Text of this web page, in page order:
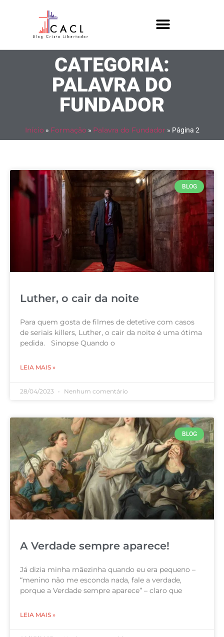
CATEGORIA:
PALAVRA DO
FUNDADOR
Início » Formação » Palavra do Fundador » Página 2
BLOG
Luther, o cair da noite
Para quem gosta de filmes de detetive com casos
de seriais killers, Luther, o cair da noite é uma ótima
pedida. Sinopse Quando o
LEIA MAIS »
28/04/2023 Nenhum comentário
BLOG
A Verdade sempre aparece!
Já dizia minha mãezinha quando eu era pequeno –
“menino não me esconda nada, fale a verdade,
porque a Verdade sempre aparece” – claro que
LEIA MAIS »